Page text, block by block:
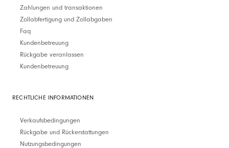
Zahlungen und transaktionen
Zollabfertigung und Zollabgaben
Faq
Kundenbetreuung
Rückgabe veranlassen
Kundenbetreuung
RECHTLICHE INFORMATIONEN
Verkaufsbedingungen
Rückgabe und Rückerstattungen
Nutzungsbedingungen